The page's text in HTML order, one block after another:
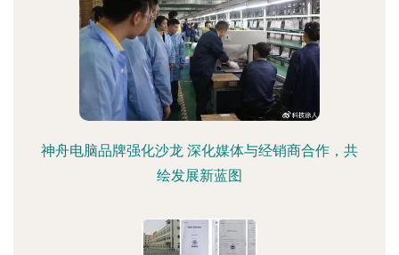
神舟电脑品牌强化沙龙 深化媒体与经销商合作，共
绘发展新蓝图